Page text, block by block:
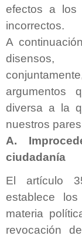
efectos a los
incorrectos.
A
disensos,
argumentos
diversa a la
nuestros
A.
ciudadanía
El artículo
establece
materia
revocación